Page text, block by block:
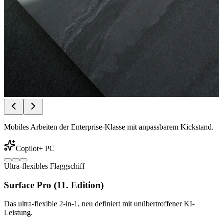
Mobiles Arbeiten der Enterprise-Klasse mit anpassbarem Kickstand.
Copilot+ PC
Ultra-flexibles Flaggschiff
Surface Pro (11. Edition)
Das ultra-flexible 2-in-1, neu definiert mit unübertroffener KI-
Leistung.